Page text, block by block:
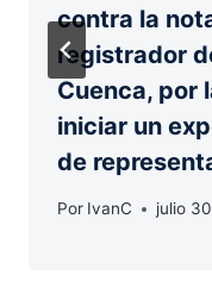
contra la
registrador
Cuenca, por
iniciar un
de
Por IvanC julio